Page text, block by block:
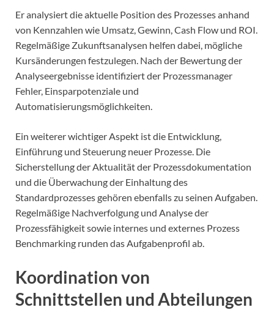
Er analysiert die aktuelle Position des Prozesses anhand
von Kennzahlen wie Umsatz, Gewinn, Cash Flow und ROI.
Regelmäßige Zukunftsanalysen helfen dabei, mögliche
Kursänderungen festzulegen. Nach der Bewertung der
Analyseergebnisse identifiziert der Prozessmanager
Fehler, Einsparpotenziale und
Automatisierungsmöglichkeiten.
Ein weiterer wichtiger Aspekt ist die Entwicklung,
Einführung und Steuerung neuer Prozesse. Die
Sicherstellung der Aktualität der Prozessdokumentation
und die Überwachung der Einhaltung des
Standardprozesses gehören ebenfalls zu seinen Aufgaben.
Regelmäßige Nachverfolgung und Analyse der
Prozessfähigkeit sowie internes und externes Prozess
Benchmarking runden das Aufgabenprofil ab.
Koordination von
Schnittstellen und Abteilungen